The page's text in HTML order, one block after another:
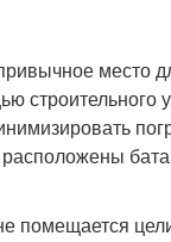
место
помещается